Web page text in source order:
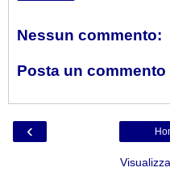
Nessun commento:
Posta un commento
‹